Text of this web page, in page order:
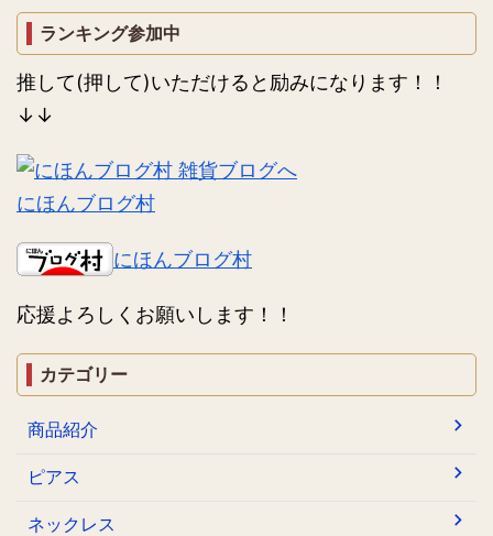
ランキング参加中
推して(押して)いただけると励みになります！！
↓↓
にほんブログ村
にほんブログ村
応援よろしくお願いします！！
カテゴリー
商品紹介
ピアス
ネックレス